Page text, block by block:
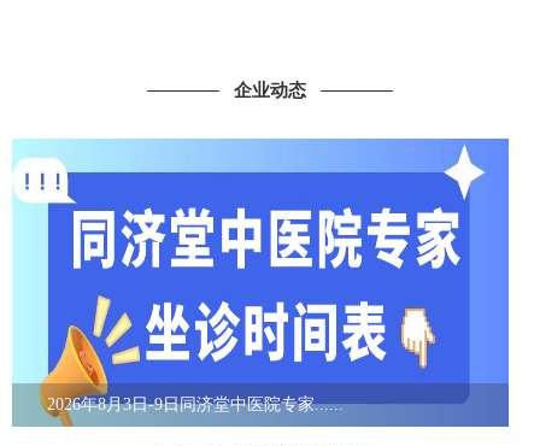
企业动态
2026年8月3日-9日同济堂中医院专家......